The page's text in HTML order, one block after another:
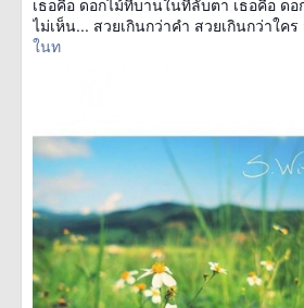
ไม่เห็น... สวยเกินกว่าคำ สวยเกินกว่าใค
ในท